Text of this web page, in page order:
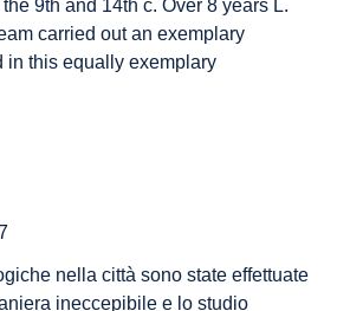
9th and 14th c. Over 8 years L.
carried out an exemplary
in this equally exemplary
nella città sono state effettuate
ineccepibile e lo studio